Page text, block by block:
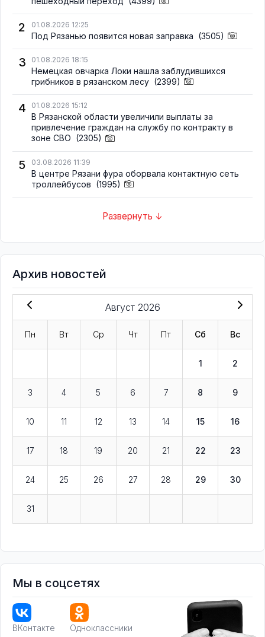
2 01.08.2026 12:25
Под Рязанью появится новая заправка (3505)
3 01.08.2026 18:15
Немецкая овчарка Локи нашла заблудившихся
грибников в рязанском лесу (2399)
4 01.08.2026 15:12
В Рязанской области увеличили выплаты за
привлечение граждан на службу по контракту в
зоне СВО (2305)
5 03.08.2026 11:39
В центре Рязани фура оборвала контактную сеть
троллейбусов (1995)
Развернуть ↓
Архив новостей
Август 2026
Пн Вт Ср Чт Пт Сб Вс
1 2
3 4 5 6 7 8 9
10 11 12 13 14 15 16
17 18 19 20 21 22 23
24 25 26 27 28 29 30
31
Мы в соцсетях
ВКонтакте Одноклассники